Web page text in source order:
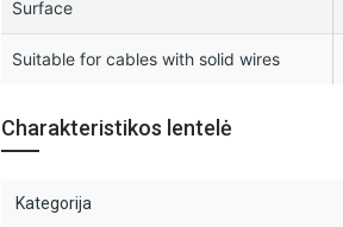
Surface
Suitable for cables with solid wires
Charakteristikos lentelė
Kategorija